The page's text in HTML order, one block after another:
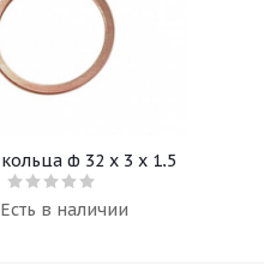
Медные кольца ф 32 х 3 х 1,5
Есть в наличии